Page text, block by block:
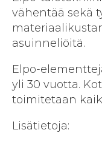
vähentää sekä
asuinneliöitä.
Elpo-
yli 30 vuotta.
toimitetaan
Lisätietoja: